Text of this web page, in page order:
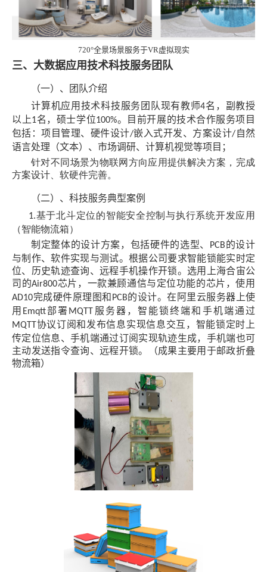
720°全景场景服务于VR虚拟现实
三、大数据应用技术科技服务团队
（一）、团队介绍
计算机应用技术科技服务团队现有教师4名，副教授
以上1名，硕士学位100%。目前开展的技术合作服务项目
包括：项目管理、硬件设计/嵌入式开发、方案设计/自然
语言处理（文本）、市场调研、计算机视觉等项目；
针对不同场景为物联网方向应用提供解决方案，完成
方案设计、软硬件完善。
（二）、科技服务典型案例
1.基于北斗定位的智能安全控制与执行系统开发应用
（智能物流箱）
制定整体的设计方案，包括硬件的选型、 PCB的设计
与制作、软件实现与测试。根据公司要求智能锁能实时定
位、历史轨迹查询、远程手机操作开锁。选用上海合宙公
司的Air800芯片，一款兼顾通信与定位功能的芯片，使用
AD10完成硬件原理图和 PCB的设计。在阿里云服务器上使
用 Emqtt部署MQTT 服务器，智能锁终端和手机端通过
MQTT 协议订阅和发布信息实现信息交互，智能锁定时上
传定位信息、手机端通过订阅实现轨迹生成，手机端也可
主动发送指令查询、远程开锁。（成果主要用于邮政折叠
物流箱）